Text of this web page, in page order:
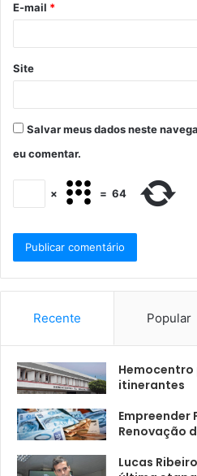
E-mail *
Site
Salvar meus dados neste
eu comentar.
× = 64
Recente Popular
itinerantes
Empreender
Renovação
Lucas